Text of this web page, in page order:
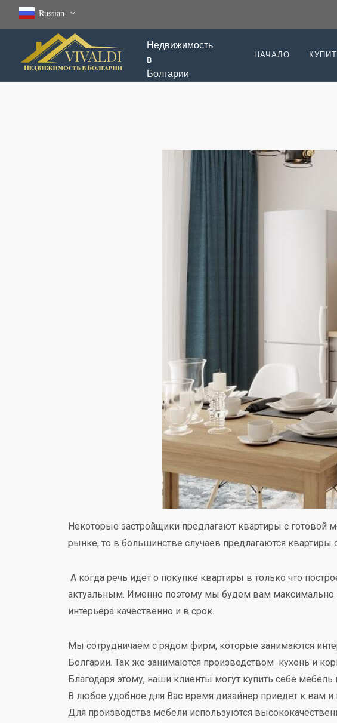
Russian
Недвижимость
в
Болгарии
НАЧАЛО
Некоторые застройщики предлагают квартиры с
рынке, то в большинстве случаев предлагаются
А когда речь идет о покупке квартиры в только что
актуальным. Именно поэтому мы будем вам максимально
интерьера качественно и в срок.
Мы сотрудничаем с рядом фирм, которые занимаются
Болгарии. Так же занимаются производством кухонь и
Благодаря этому, наши клиенты могут купить себе
В любое удобное для Вас время дизайнер приедет к вам и
Для производства мебели используются